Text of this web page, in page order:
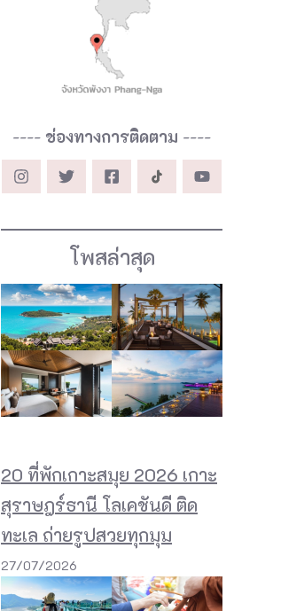
---- ช่องทางการติดตาม ----
โพสล่าสุด
20 ที่พักเกาะสมุย 2026 เกาะ
สุราษฎร์ธานี โลเคชันดี ติด
ทะเล ถ่ายรูปสวยทุกมุม
27/07/2026